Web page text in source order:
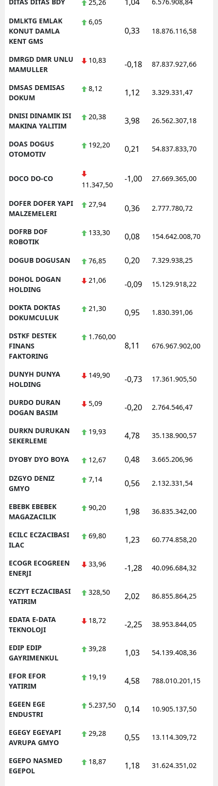
25,26
DMLKTG EMLAK
KONUT DAMLA
KENT GMS
6,05
0,33 18.876.116,58
DMRGD DMR UNLU
MAMULLER
10,83 -0,18 87.837.927,66
DMSAS DEMISAS
DOKUM
8,12 1,12 3.329.331,47
DNISI DINAMIK ISI
MAKINA YALITIM
20,38 3,98 26.562.307,18
DOAS DOGUS
OTOMOTIV
192,20 0,21 54.837.833,70
DOCO DO-CO
11.347,50
-1,00 27.669.365,00
DOFER DOFER YAPI
MALZEMELERI
27,94 0,36 2.777.780,72
DOFRB DOF
ROBOTIK
133,30 0,08 154.642.008,70
DOGUB DOGUSAN 76,85 0,20 7.329.938,25
DOHOL DOGAN
HOLDING
21,06 -0,09 15.129.918,22
DOKTA DOKTAS
DOKUMCULUK
21,30 0,95 1.830.391,06
DSTKF DESTEK
FINANS
FAKTORING
1.760,00
8,11 676.967.902,00
DUNYH DUNYA
HOLDING
149,90 -0,73 17.361.905,50
DURDO DURAN
DOGAN BASIM
5,09 -0,20 2.764.546,47
DURKN DURUKAN
SEKERLEME
19,93 4,78 35.138.900,57
DYOBY DYO BOYA 12,67 0,48 3.665.206,96
DZGYO DENIZ
GMYO
7,14 0,56 2.132.331,54
EBEBK EBEBEK
MAGAZACILIK
90,20 1,98 36.835.342,00
ECILC ECZACIBASI
ILAC
69,80 1,23 60.774.858,20
ECOGR ECOGREEN
ENERJI
33,96 -1,28 40.096.684,32
ECZYT ECZACIBASI
YATIRIM
328,50 2,02 86.855.864,25
EDATA E-DATA
TEKNOLOJI
18,72 -2,25 38.953.844,05
EDIP EDIP
GAYRIMENKUL
39,28 1,03 54.139.408,36
EFOR EFOR
YATIRIM
19,19 4,58 788.010.201,15
EGEEN EGE
ENDUSTRI
5.237,50 0,14 10.905.137,50
EGEGY EGEYAPI
AVRUPA GMYO
29,28 0,55 13.114.309,72
EGEPO NASMED
EGEPOL
18,87 1,18 31.624.351,02